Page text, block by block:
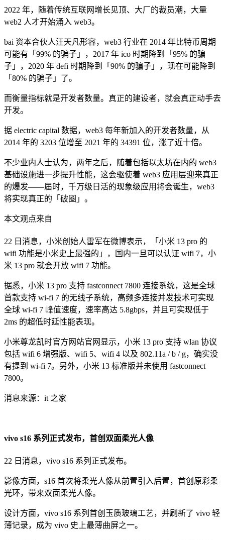
2022 年，随着传统互联网增长见顶、大厂的裁员潮，大量
web2 人才开始涌入 web3。
bai 资本合伙人汪天凡形容，web3 行业在 2014 年比特币周期
可能有「99% 的骗子」，2017 年 ico 时期降到「95% 的骗
子」，2020 年 defi 时期降到「90% 的骗子」，现在可能降到
「80% 的骗子」了。
而衡量指标就是开发者数量。真正的建设者，就会真正动手去
开发。
据 electric capital 数据，web3 每年新加入的开发者数量，从
2014 年的 3203 位增至 2021 年的 34391 位，涨了近十倍。
不少业内人士认为，两年之后，随着包括以太坊在内的 web3
基础设施进一步提升性能，这会驱使着 web3 应用层迎来真正
的爆发——届时，千万级日活的现象级应用将会诞生，web3
将实现真正的「破圈」。
本文观点来自
22 日消息，小米创始人雷军在微博表示，「小米 13 pro 的
wifi 功能是小米史上最强的」，国内一旦可以认证 wifi 7，小
米 13 pro 就会开放 wifi 7 功能。
据悉，小米 13 pro 支持 fastconnect 7800 连接系统，这是全球
首款支持 wi-fi 7 的无线子系统，高频多连接并发技术可实现
全球 wi-fi 7 峰值速度，速率高达 5.8gbps，并且可实现低于
2ms 的超低时延性能表现。
小米尊龙凯时官方网站官网显示，小米 13 pro 支持 wlan 协议
包括 wifi 6 增强版、wifi 5、wifi 4 以及 802.11a / b / g，确实没
有提到 wi-fi 7。另外，小米 13 标准版并未使用 fastconnect
7800。
消息来源：it 之家
vivo s16 系列正式发布，首创双面柔光人像
22 日消息，vivo s16 系列正式发布。
影像方面，s16 首次将柔光人像从前置引入后置，首创原彩柔
光环，带来双面柔光人像。
设计方面，vivo s16 系列首创玉质玻璃工艺，并刷新了 vivo 轻
薄记录，成为 vivo 史上最薄曲屏之一。